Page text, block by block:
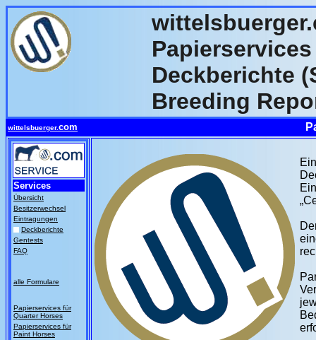
Deckberichte
Breeding
wittelsbuerger.com
Services
Übersicht
Besitzerwechsel
Eintragungen
Deckberichte
Gentests
FAQ
alle Formulare
Papierservices für
Quarter Horses
Papierservices für
Paint Horses